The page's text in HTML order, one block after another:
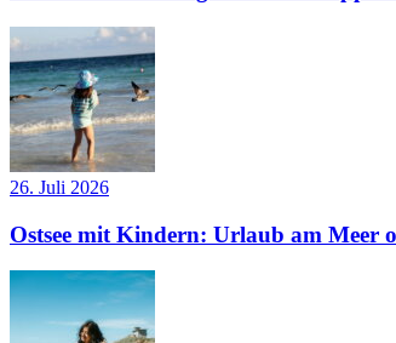
26. Juli 2026
Ostsee mit Kindern: Urlaub am Meer